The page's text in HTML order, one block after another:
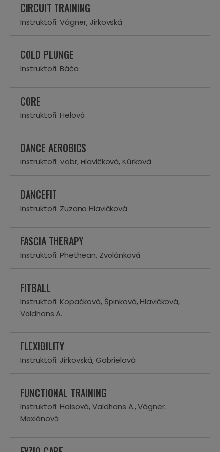
CIRCUIT TRAINING
Instruktoři: Vágner, Jirkovská
COLD PLUNGE
Instruktoři: Báča
CORE
Instruktoři: Helová
DANCE AEROBICS
Instruktoři: Vobr, Hlavičková, Kůrková
DANCEFIT
Instruktoři: Zuzana Hlavičková
FASCIA THERAPY
Instruktoři: Phethean, Zvolánková
FITBALL
Instruktoři: Kopačková, Špinková, Hlavičková,
Valdhans A.
FLEXIBILITY
Instruktoři: Jirkovská, Gabrielová
FUNCTIONAL TRAINING
Instruktoři: Haisová, Valdhans A., Vágner,
Maxiánová